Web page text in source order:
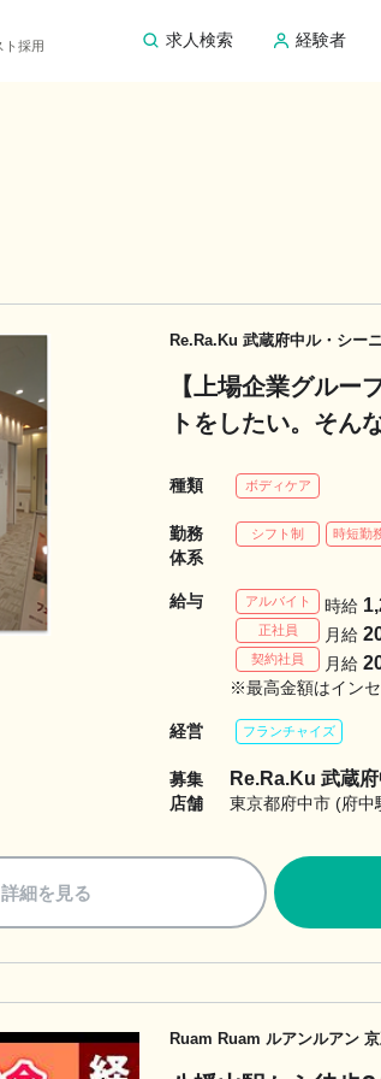
ト採用 求人検索 経験者
Re.Ra.Ku 武蔵府中ル・シー
【上場企業グル
トをしたい。そん
種類 ボディケア
勤務
体系
シフト制 時短勤
給与 アルバイト 時給
正社員 月給
契約社員 月給
※最高金額はイン
経営 フランチャイズ
募集
店舗
Re.Ra.Ku 武蔵
東京都府中市 (府中
詳細を見る
Ruam Ruam ルアンルアン